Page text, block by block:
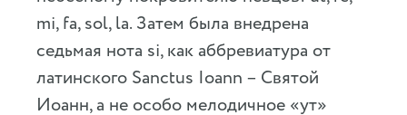
mi, fa, sol, la. Затем была внедрена
седьмая нота si, как аббревиатура от
латинского Sanctus Ioann – Святой
Иоанн, а не особо мелодичное «ут»